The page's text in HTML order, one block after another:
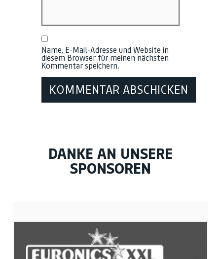
Name, E-Mail-Adresse und Website in
diesem Browser für meinen nächsten
Kommentar speichern.
DANKE AN UNSERE
SPONSOREN